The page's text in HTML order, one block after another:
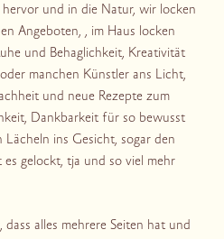
und in die Natur, wir locken
Angeboten, , im Haus locken
und Behaglichkeit, Kreativität
manchen Künstler ans Licht,
und neue Rezepte zum
Dankbarkeit für so bewusst
ins Gesicht, sogar den
es gelockt, tja und so viel mehr
alles mehrere Seiten hat und